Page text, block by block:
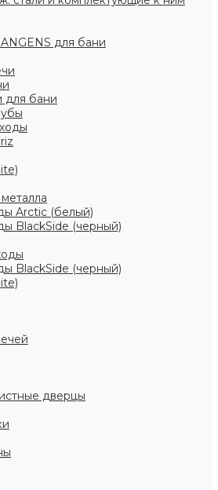
для бани
для бани
Arctic (белый)
BlackSide (черный)
BlackSide (черный)
дверцы